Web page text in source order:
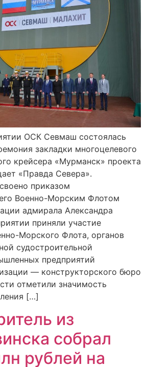
ОСК Севмаш состоялась
закладки многоцелевого
крейсера «Мурманск» проекта
«Правда Севера».
приказом
Военно-Морским Флотом
адмирала Александра
приняли участие
Морского Флота, органов
судостроительной
предприятий
— конструкторского бюро
отметили значимость
[…]
из
собрал
рублей на